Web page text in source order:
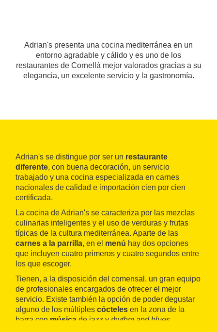
Adrian's presenta una cocina mediterránea en un
entorno agradable y cálido y es uno de los
restaurantes de Cornellà mejor valorados gracias a su
elegancia, un excelente servicio y la gastronomía.
Adrian's se distingue por ser un restaurante
diferente, con buena decoración, un servicio
trabajado y una cocina especializada en carnes
nacionales de calidad e importación cien por cien
certificada.
La cocina de Adrian's se caracteriza por las mezclas
culinarias inteligentes y el uso de verduras y frutas
típicas de la cultura mediterránea. Aparte de las
carnes a la parrilla, en el menú hay dos opciones
que incluyen cuatro primeros y cuatro segundos entre
los que escoger.
Tienen, a la disposición del comensal, un gran equipo
de profesionales encargados de ofrecer el mejor
servicio. Existe también la opción de poder degustar
alguno de los múltiples cócteles en la zona de la
barra con música de jazz y rhythm and blues